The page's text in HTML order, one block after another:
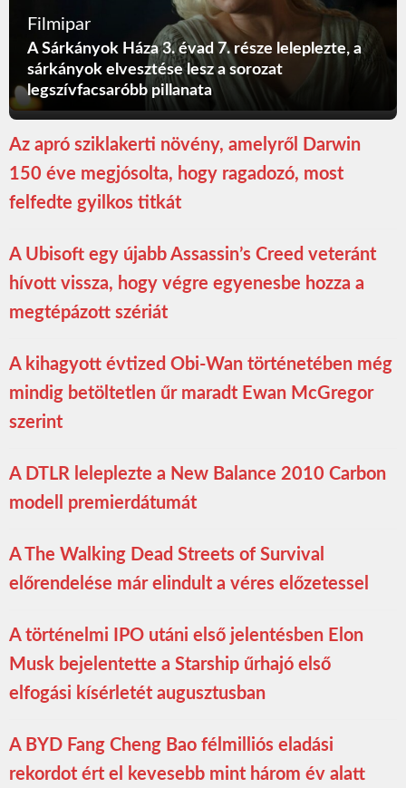
Filmipar
A Sárkányok Háza 3. évad 7. része leleplezte, a
sárkányok elvesztése lesz a sorozat
legszívfacsaróbb pillanata
Az apró sziklakerti növény, amelyről Darwin
150 éve megjósolta, hogy ragadozó, most
felfedte gyilkos titkát
A Ubisoft egy újabb Assassin’s Creed veteránt
hívott vissza, hogy végre egyenesbe hozza a
megtépázott szériát
A kihagyott évtized Obi-Wan történetében még
mindig betöltetlen űr maradt Ewan McGregor
szerint
A DTLR leleplezte a New Balance 2010 Carbon
modell premierdátumát
A The Walking Dead Streets of Survival
előrendelése már elindult a véres előzetessel
A történelmi IPO utáni első jelentésben Elon
Musk bejelentette a Starship űrhajó első
elfogási kísérletét augusztusban
A BYD Fang Cheng Bao félmilliós eladási
rekordot ért el kevesebb mint három év alatt